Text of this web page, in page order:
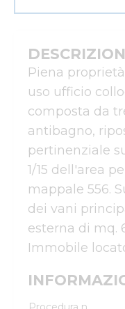
Piena
uso ufficio
composta da
antibagno,
pertinenziale
1/15 dell'area
mappale 556.
dei vani
esterna di mq.
Immobile